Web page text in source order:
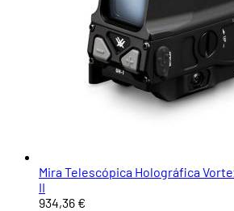
Mira Telescópica Holográfica
II
934,36 €